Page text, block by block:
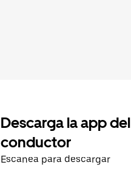
Descarga la app del
conductor
Escanea para descargar